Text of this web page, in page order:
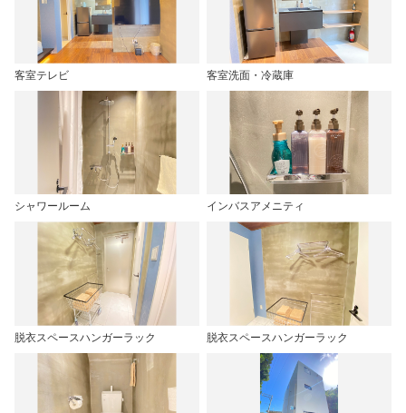
客室テレビ 客室洗面・冷蔵庫
シャワールーム インバスアメニティ
脱衣スペースハンガーラック 脱衣スペースハンガーラック